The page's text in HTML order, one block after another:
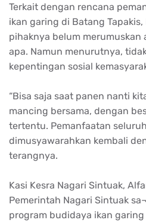
Terkait dengan rencana
ikan garing di Batang
pihaknya belum
apa. Namun menurutnya,
kepentingan sosial
“Bisa saja saat panen nanti
mancing bersama, dengan
tertentu. Pemanfaatan
dimusyawarahkan kembali
terangnya.
Kasi Kesra Nagari Sintuak,
Pemerintah Nagari Sintuak
program budidaya ikan